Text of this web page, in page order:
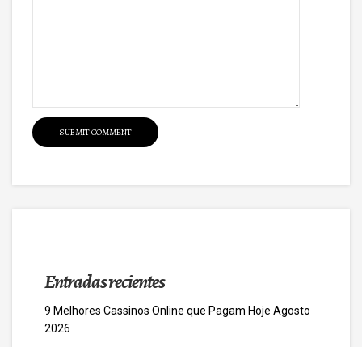
Entradas recientes
9 Melhores Cassinos Online que Pagam Hoje Agosto
2026